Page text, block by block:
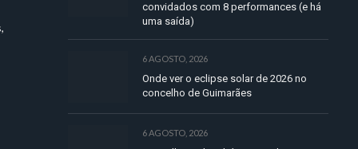
convidados com 8 performances (e há
uma saída)
6 AGOSTO, 2026
Onde ver o eclipse solar de 2026 no
concelho de Guimarães
6 AGOSTO, 2026